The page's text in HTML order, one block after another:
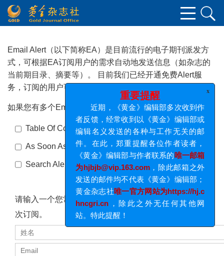
Email Alert（以下简称EA）是目前流行的电子期刊派发方
式，可根据EA订阅用户的需求自动地发送信息（如杂志的
当前期目录、摘要等）。 目前我们已经开通免费Alert服
务，订阅的用户可按自己的需求免费获取最新目录。
如果您有多个Email地址，请重复订阅即可。
Table Of Content Alert
As Soon As Possible Published Alert
Search Alert
请输入一个您常用的Email。 如果有多个Email， 请多
次订阅。
x
重要提醒
近期，《黄金》编辑部多次收到作
者反馈，经常收到以《黄金》编辑部或
编辑名义发送的各种与工作无关的邮
件。在此，郑重提醒各位作者读者，
《黄金》编辑部与作者联系的唯一邮箱
为hjbjb@vip.163.com，除此邮箱之外
发送的邮件均不代表《黄金》编辑部；
黄金杂志社唯一官方网站为https://hj.c
hncgri.cn，除此之外无任何其他网
站。特此提醒！